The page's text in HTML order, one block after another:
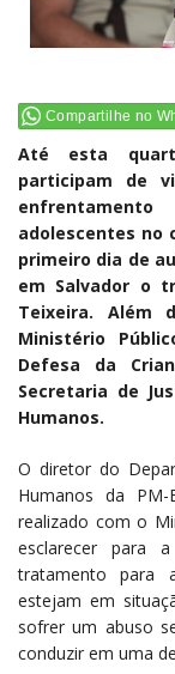
Compartilhe no
Até esta
participam de
adolescentes no
primeiro dia de
em Salvador o
Teixeira. Além
Ministério
Defesa da
Secretaria de
Humanos.
O diretor do
Humanos da
realizado com o
esclarecer para
tratamento para
estejam em
sofrer um abuso
conduzir em uma